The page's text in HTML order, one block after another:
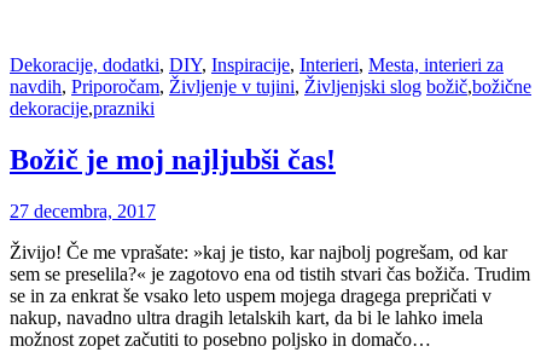
Dekoracije, dodatki, DIY, Inspiracije, Interieri, Mesta, interieri za
navdih, Priporočam, Življenje v tujini, Življenjski slog božič,božične
dekoracije,prazniki
Božič je moj najljubši čas!
27 decembra, 2017
Živijo! Če me vprašate: »kaj je tisto, kar najbolj pogrešam, od kar
sem se preselila?« je zagotovo ena od tistih stvari čas božiča. Trudim
se in za enkrat še vsako leto uspem mojega dragega prepričati v
nakup, navadno ultra dragih letalskih kart, da bi le lahko imela
možnost zopet začutiti to posebno poljsko in domačo…